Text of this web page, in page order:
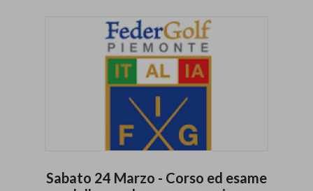
Sabato 24 Marzo - Corso ed esame